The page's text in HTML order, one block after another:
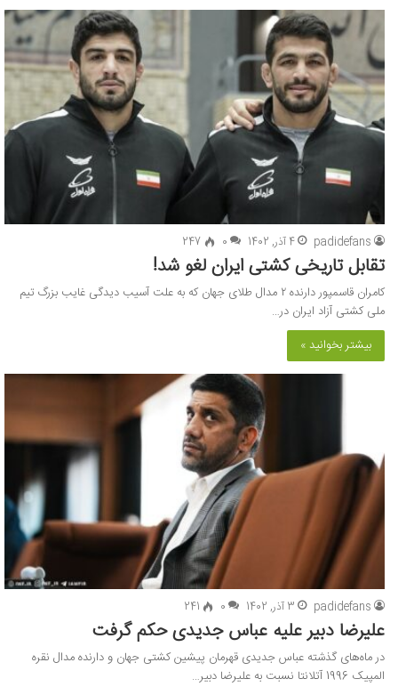
padidefans 4 آذر, 1402 0
247
تقابل تاریخی کشتی ایران لغو شد!
کامران قاسمپور دارنده ۲ مدال طلای جهان که به علت آسیب دیدگی غایب بزرگ تیم
ملی کشتی آزاد ایران در…
بیشتر بخوانید »
padidefans 3 آذر, 1402 0
241
علیرضا دبیر علیه عباس جدیدی حکم گرفت
در ماه‌های گذشته عباس جدیدی قهرمان پیشین کشتی جهان و دارنده مدال نقره
المپیک 1996 آتلانتا نسبت به علیرضا دبیر…